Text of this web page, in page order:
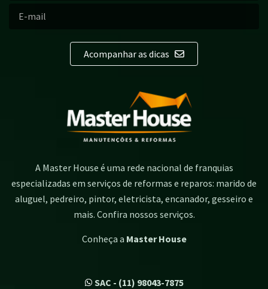
Acompanhar as dicas
A Master House é uma rede nacional de franquias
especializadas em serviços de reformas e reparos: marido de
aluguel, pedreiro, pintor, eletricista, encanador, gesseiro e
mais. Confira nossos serviços.
Conheça a Master House
SAC - (11) 98043-7875